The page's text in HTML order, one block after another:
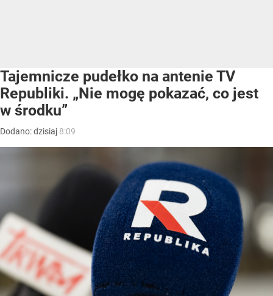
Tajemnicze pudełko na antenie TV
Republiki. „Nie mogę pokazać, co jest
w środku”
Dodano:dzisiaj 8:09